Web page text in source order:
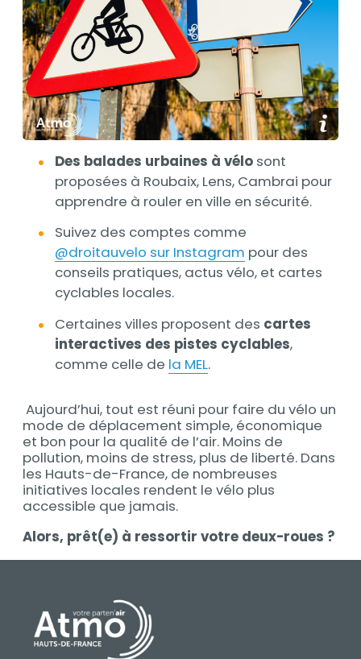
Des balades urbaines à vélosont
proposées à Roubaix, Lens, Cambrai pour
apprendre à rouler en ville en sécurité.
Suivez des comptes comme
@droitauvelo sur Instagram pour des
conseils pratiques, actus vélo, et cartes
cyclables locales.
Certaines villes proposent des cartes
interactives des pistes cyclables,
comme celle de la MEL.
Aujourd’hui, tout est réuni pour faire du vélo un
mode de déplacement simple, économique
et bon pour la qualité de l’air. Moins de
pollution, moins de stress, plus de liberté. Dans
les Hauts-de-France, de nombreuses
initiatives locales rendent le vélo plus
accessible que jamais.
Alors, prêt(e) à ressortir votre deux-roues ?
PIED DE PAGE